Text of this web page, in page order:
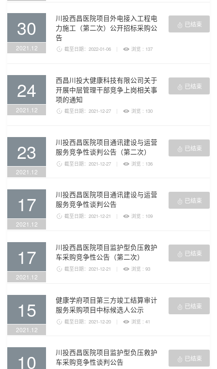
30
2021.12
川投西昌医院项目外电接入工程电
力施工（第二次）公开招标采购公
告
 截至日期：2022-01-06 |  浏览 : 137
 已结束
24
2021.12
西昌川投大健康科技有限公司关于
开展中层管理干部竞争上岗相关事
项的通知
 截至日期：2021-12-27 |  浏览 : 130
 已结束
23
2021.12
川投西昌医院项目通讯建设与运营
服务竞争性谈判公告（第二次）
 截至日期：2021-12-27 |  浏览 : 136
 已结束
17
2021.12
川投西昌医院项目通讯建设与运营
服务竞争性谈判公告
 截至日期：2021-12-21 |  浏览 : 109
 已结束
17
2021.12
川投西昌医院项目监护型负压救护
车采购竞争性公告（第二次）
 截至日期：2021-12-21 |  浏览 : 93
 已结束
15
2021.12
健康学府项目第三方竣工结算审计
服务采购项目中标候选人公示
 截至日期：2021-12-20 |  浏览 : 41
 已结束
10
川投西昌医院项目监护型负压救护
车采购竞争性谈判公告
 已结束